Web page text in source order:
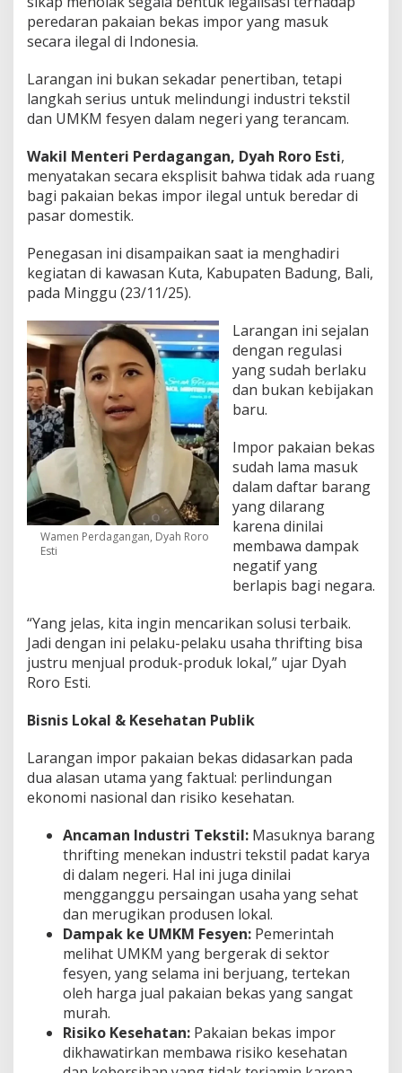
peredaran pakaian bekas impor yang masuk
secara ilegal di Indonesia.
Larangan ini bukan sekadar penertiban, tetapi
langkah serius untuk melindungi industri tekstil
dan UMKM fesyen dalam negeri yang terancam.
Wakil Menteri Perdagangan, Dyah Roro Esti,
menyatakan secara eksplisit bahwa tidak ada ruang
bagi pakaian bekas impor ilegal untuk beredar di
pasar domestik.
Penegasan ini disampaikan saat ia menghadiri
kegiatan di kawasan Kuta, Kabupaten Badung, Bali,
pada Minggu (23/11/25).
Wamen Perdagangan, Dyah Roro
Esti
Larangan ini sejalan
dengan regulasi
yang sudah berlaku
dan bukan kebijakan
baru.
Impor pakaian bekas
sudah lama masuk
dalam daftar barang
yang dilarang
karena dinilai
membawa dampak
negatif yang
berlapis bagi negara.
“Yang jelas, kita ingin mencarikan solusi terbaik.
Jadi dengan ini pelaku-pelaku usaha thrifting bisa
justru menjual produk-produk lokal,” ujar Dyah
Roro Esti.
Bisnis Lokal & Kesehatan Publik
Larangan impor pakaian bekas didasarkan pada
dua alasan utama yang faktual: perlindungan
ekonomi nasional dan risiko kesehatan.
Ancaman Industri Tekstil: Masuknya barang
thrifting menekan industri tekstil padat karya
di dalam negeri. Hal ini juga dinilai
mengganggu persaingan usaha yang sehat
dan merugikan produsen lokal.
Dampak ke UMKM Fesyen: Pemerintah
melihat UMKM yang bergerak di sektor
fesyen, yang selama ini berjuang, tertekan
oleh harga jual pakaian bekas yang sangat
murah.
Risiko Kesehatan: Pakaian bekas impor
dikhawatirkan membawa risiko kesehatan